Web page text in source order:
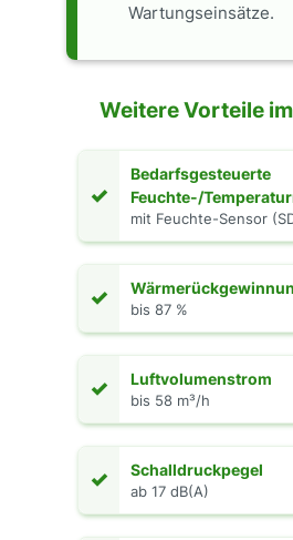
Wartungseinsätze.
Weitere Vorteile
✓
Bedarfsgesteuerte
Feuchte-/
mit Feuchte-Sensor
✓ bis 87 %
✓ Luftvolumenstrom
bis 58 m³/h
✓ Schalldruckpegel
ab 17 dB(A)